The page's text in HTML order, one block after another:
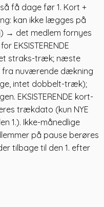
få dage før 1. Kort +
kan ikke lægges på
→ det medlem fornyes
EKSISTERENDE
straks-træk; næste
nuværende dækning
intet dobbelt-træk);
EKSISTERENDE kort-
trækdato (kun NYE
1.). Ikke-månedlige
på pause berøres
tilbage til den 1. efter